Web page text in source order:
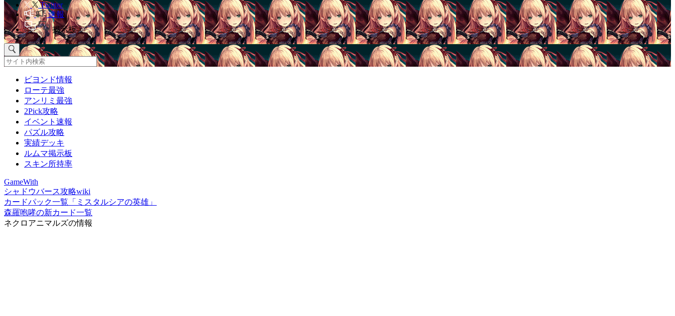
Twitter
速報
掲示板
ビヨンド情報
ローテ最強
アンリミ最強
2Pick攻略
イベント速報
パズル攻略
実績デッキ
ルムマ掲示板
スキン所持率
GameWith
シャドウバース攻略wiki
カードパック一覧「ミスタルシアの英雄」
森羅咆哮の新カード一覧
ネクロアニマルズの情報